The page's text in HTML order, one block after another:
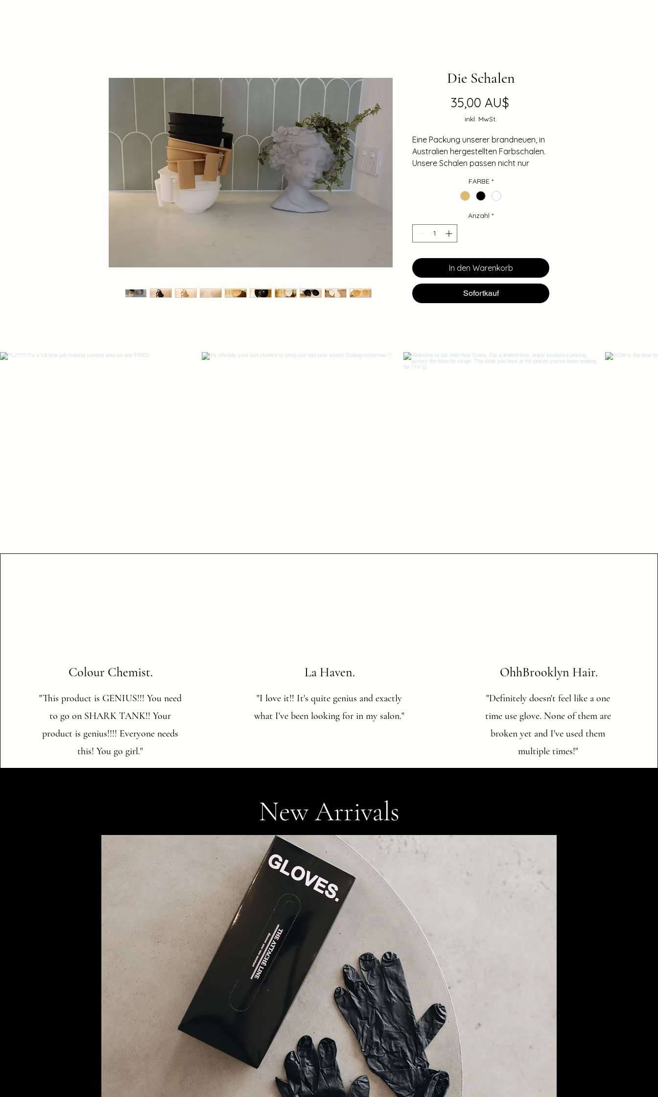
Die Schalen
35,00 AU$Preis
inkl. MwSt.
Eine Packung unserer brandneuen, in
Australien hergestellten Farbschalen.
Unsere Schalen passen nicht nur
ihre Griffe sind auch so konzipiert,
dass sie in den Pinselhalter passen –
gleichzeitig verwenden.
Attaché Line
❗Tabletts nicht im Lieferumfang
enthalten.
FARBE *
Anzahl *
In den Warenkorb
Sofortkauf
Colour Chemist.
"This product is GENIUS!!! You need
to go on SHARK TANK!! Your
product is genius!!!! Everyone needs
this! You go girl."
La Haven.
"I love it!! It's quite genius and exactly
what I've been looking for in my salon."
OhhBrooklyn Hair.
"Definitely doesn't feel like a one
time use glove. None of them are
broken yet and I've used them
multiple times!"
New Arrivals